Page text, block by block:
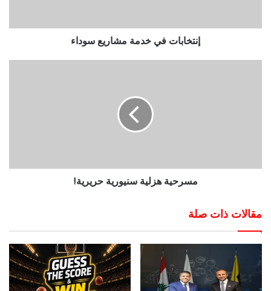
إنتخابات في خدمة مشاريع سوداء
مسرحية هزلية سنيورية حريرية!
مقالات ذات صلة